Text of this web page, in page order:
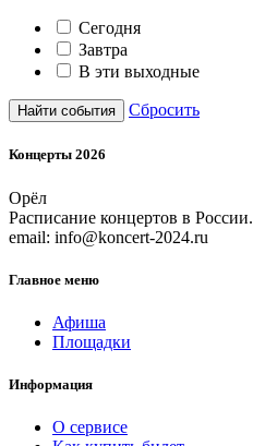
Сегодня
Завтра
В эти выходные
Найти события Сбросить
Концерты 2026
Орёл
Расписание концертов в России.
email: info@koncert-2024.ru
Главное меню
Афиша
Площадки
Информация
О сервисе